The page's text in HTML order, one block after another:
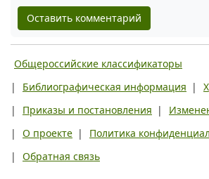
Оставить комментарий
Общероссийские классификаторы
|
Библиографическая информация |
|
Приказы и постановления |
|
О проекте |
Политика
|
Обратная связь